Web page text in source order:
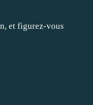
et figurez-vous